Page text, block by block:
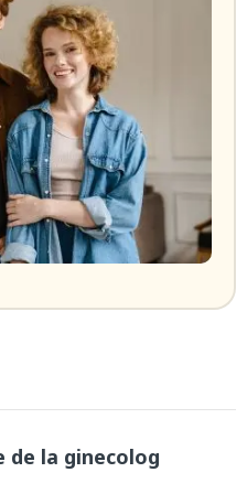
de la ginecolog